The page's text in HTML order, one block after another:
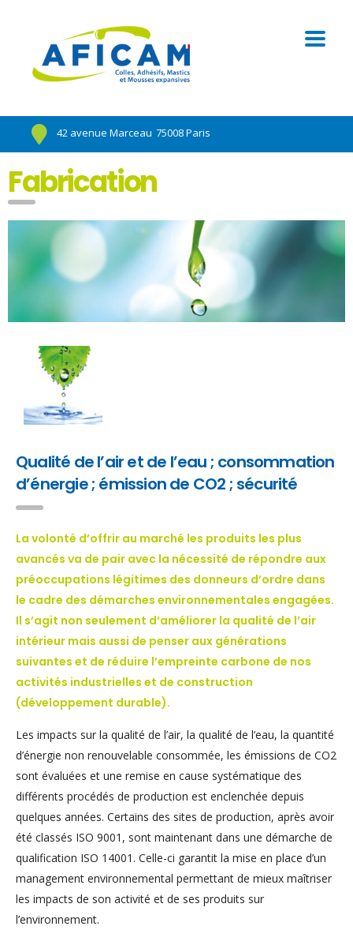
42 avenue Marceau 75008 Paris
Fabrication
Qualité de l’air et de l’eau ; consommation
d’énergie ; émission de CO2 ; sécurité
La volonté d’offrir au marché les produits les plus
avancés va de pair avec la nécessité de répondre aux
préoccupations légitimes des donneurs d’ordre dans
le cadre des démarches environnementales engagées.
Il s’agit non seulement d’améliorer la qualité de l’air
intérieur mais aussi de penser aux générations
suivantes et de réduire l’empreinte carbone de nos
activités industrielles et de construction
(développement durable).
Les impacts sur la qualité de l’air, la qualité de l’eau, la quantité
d’énergie non renouvelable consommée, les émissions de CO2
sont évaluées et une remise en cause systématique des
différents procédés de production est enclenchée depuis
quelques années. Certains des sites de production, après avoir
été classés ISO 9001, sont maintenant dans une démarche de
qualification ISO 14001. Celle-ci garantit la mise en place d’un
management environnemental permettant de mieux maîtriser
les impacts de son activité et de ses produits sur
l’environnement.